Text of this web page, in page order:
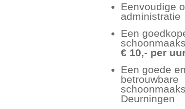
Eenvoudige
administratie
Een
€ 10,- per
Een goede en
betrouwbare
Deurningen